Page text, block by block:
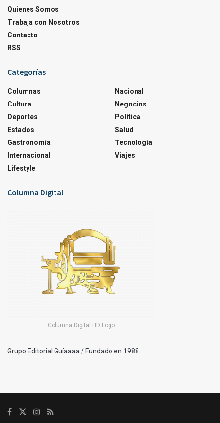
Quienes Somos
Trabaja con Nosotros
Contacto
RSS
Categorías
Columnas
Cultura
Deportes
Estados
Gastronomía
Internacional
Lifestyle
Nacional
Negocios
Política
Salud
Tecnología
Viajes
Columna Digital
Columna Digital HD Logo
Grupo Editorial Guíaaaa / Fundado en 1988.